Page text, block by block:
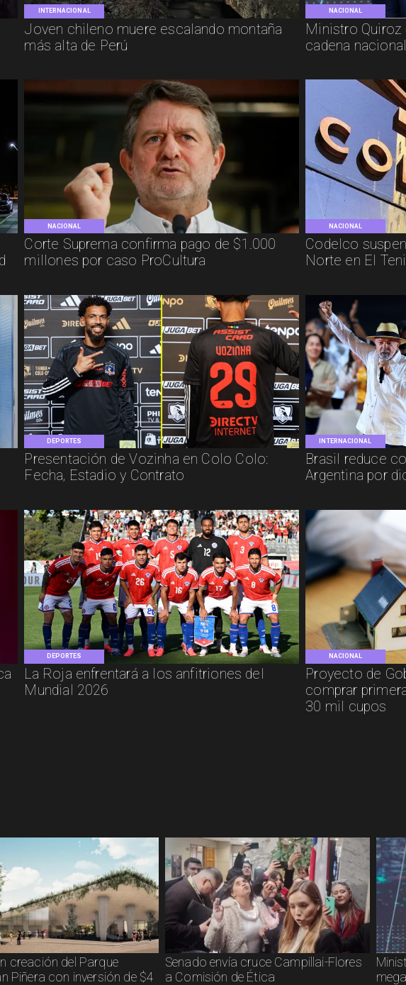
INTERNACIONAL
Joven chileno muere escalando montaña
más alta de Perú
NACIONAL
Ministro Quiroz
cadena
NACIONAL
Corte Suprema confirma pago de $1.000
millones por caso ProCultura
NACIONAL
Codelco
Norte en El
DEPORTES
Presentación de Vozinha en Colo Colo:
Fecha, Estadio y Contrato
INTERNACIONAL
Brasil reduce
Argentina por
DEPORTES
La Roja enfrentará a los anfitriones del
Mundial 2026
NACIONAL
Proyecto de
comprar
30 mil cupos
creación del Parque
Piñera con inversión de $4
Senado envía cruce Campillai-Flores
a Comisión de Ética